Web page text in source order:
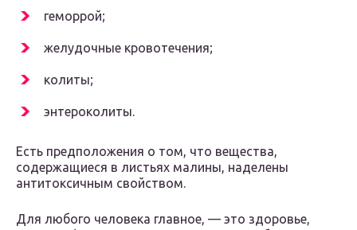
геморрой;
желудочные кровотечения;
колиты;
энтероколиты.
Есть предположения о том, что вещества,
содержащиеся в листьях малины, наделены
антитоксичным свойством.
Для любого человека главное, — это здоровье,